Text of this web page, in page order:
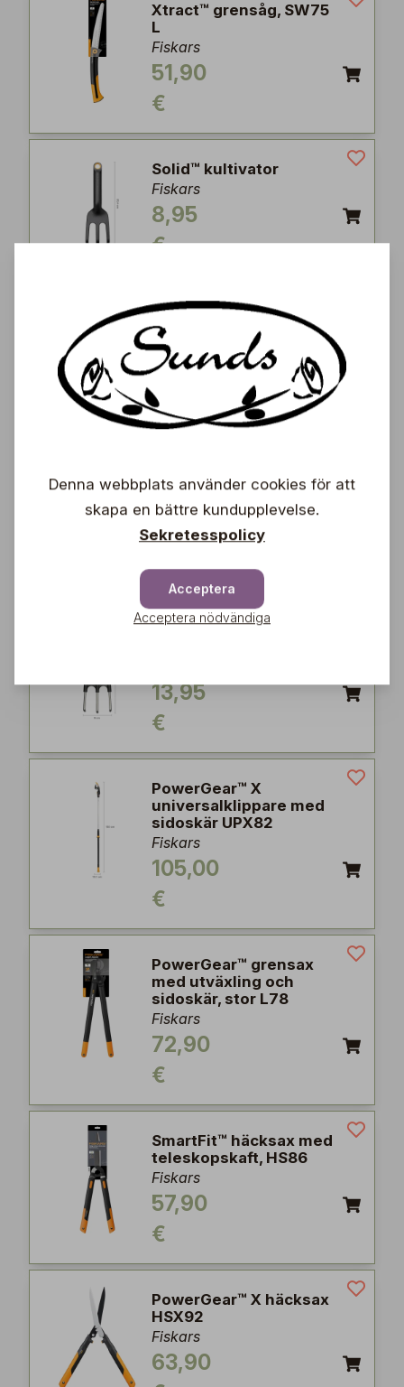
Xtract™ grensåg, SW75
L
Fiskars
51,90
€
Solid™ kultivator
Fiskars
8,95
€
Xtract™ grensåg, SW73
S
Fiskars
37,90
€
GS42
Fiskars
37,90
€
Premium Planters™
13,95
€
PowerGear™ X
universalklippare med
sidoskär UPX82
Fiskars
105,00
€
PowerGear™ grensax
med utväxling och
sidoskär, stor L78
Fiskars
72,90
€
SmartFit™ häcksax med
teleskopskaft, HS86
Fiskars
57,90
€
PowerGear™ X häcksax
HSX92
Fiskars
63,90
Denna webbplats använder cookies för att
skapa en bättre kundupplevelse.
Sekretesspolicy
Acceptera
Acceptera nödvändiga